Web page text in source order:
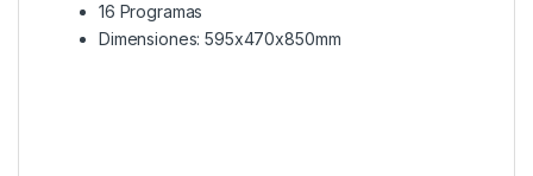
16 Programas
Dimensiones: 595x470x850mm